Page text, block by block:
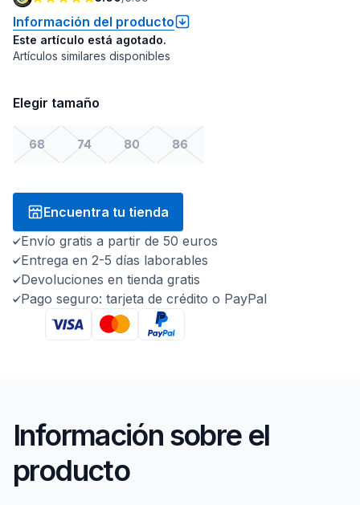
Información del producto
Este artículo está agotado.
Artículos similares disponibles
Elegir tamaño
68 74 80 86
Encuentra tu tienda
Envío gratis a partir de 50 euros
Entrega en 2-5 días laborables
Devoluciones en tienda gratis
Pago seguro: tarjeta de crédito o PayPal
Información sobre el
producto